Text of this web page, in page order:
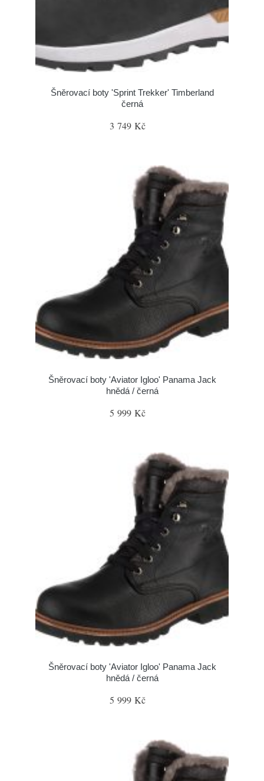
Šněrovací boty 'Sprint Trekker' Timberland
černá
3 749 Kč
Šněrovací boty 'Aviator Igloo' Panama Jack
hnědá / černá
5 999 Kč
Šněrovací boty 'Aviator Igloo' Panama Jack
hnědá / černá
5 999 Kč